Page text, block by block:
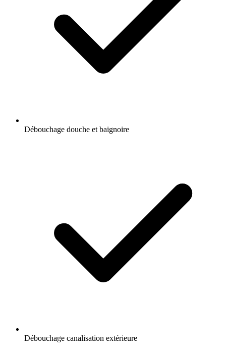
Débouchage douche et baignoire
Débouchage canalisation extérieure